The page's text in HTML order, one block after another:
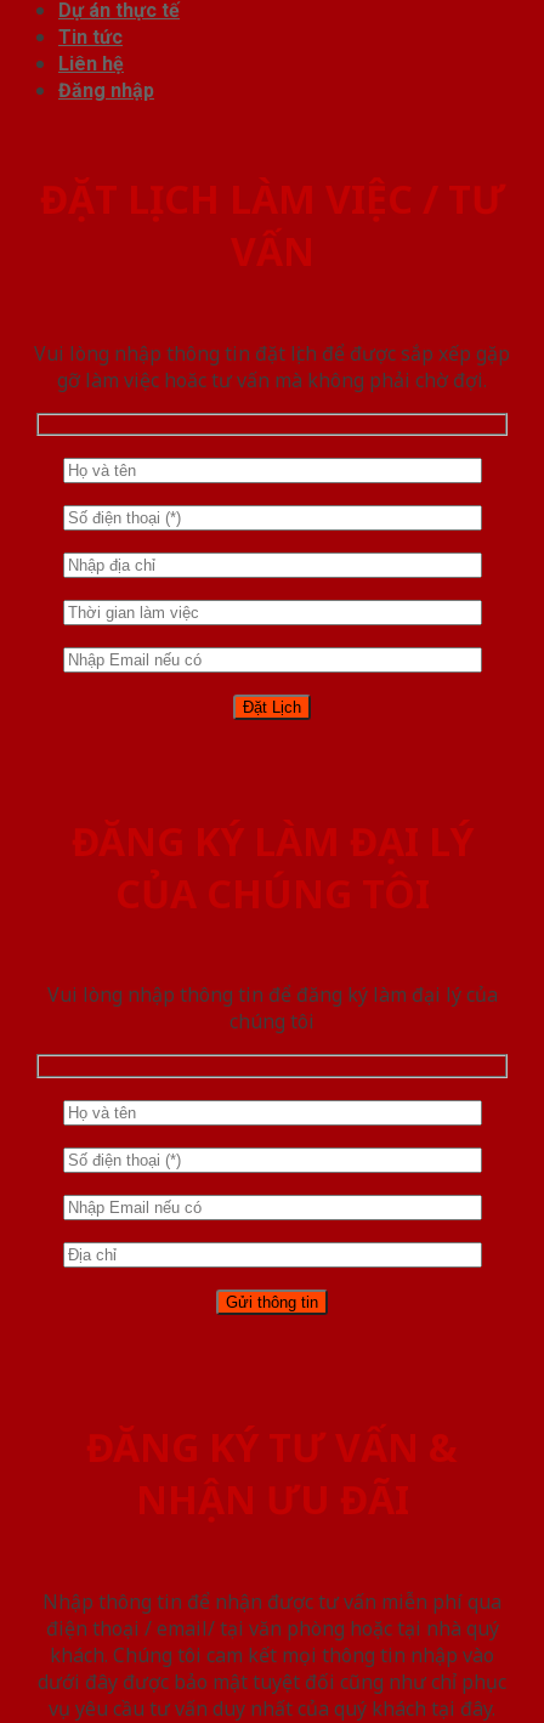
Dự án thực tế
Tin tức
Liên hệ
Đăng nhập
ĐẶT LỊCH LÀM VIỆC / TƯ
VẤN
Vui lòng nhập thông tin đặt lịch để được sắp xếp gặp
gỡ làm việc hoăc tư vấn mà không phải chờ đợi.
ĐĂNG KÝ LÀM ĐẠI LÝ
CỦA CHÚNG TÔI
Vui lòng nhập thông tin để đăng ký làm đại lý của
chúng tôi
ĐĂNG KÝ TƯ VẤN &
NHẬN ƯU ĐÃI
Nhập thông tin để nhận được tư vấn miễn phí qua
điện thoại / email/ tại văn phòng hoặc tại nhà quý
khách. Chúng tôi cam kết mọi thông tin nhập vào
dưới đây được bảo mật tuyệt đối cũng như chỉ phục
vụ yêu cầu tư vấn duy nhất của quý khách tại đây.